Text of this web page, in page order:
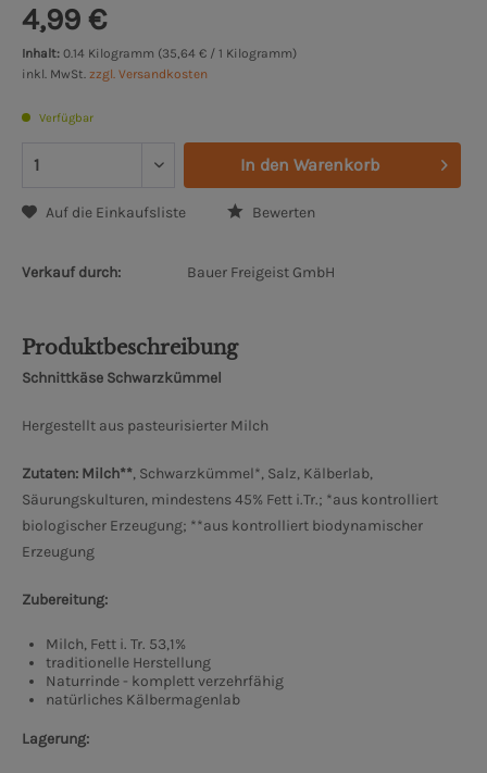
4,99 €
Inhalt: 0.14 Kilogramm (35,64 € / 1 Kilogramm)
inkl. MwSt. zzgl. Versandkosten
Verfügbar
In den Warenkorb
Auf die Einkaufsliste Bewerten
Verkauf durch: Bauer Freigeist GmbH
Produktbeschreibung
Schnittkäse Schwarzkümmel
Hergestellt aus pasteurisierter Milch
Zutaten: Milch**, Schwarzkümmel*, Salz, Kälberlab,
Säurungskulturen, mindestens 45% Fett i.Tr.; *aus kontrolliert
biologischer Erzeugung; **aus kontrolliert biodynamischer
Erzeugung
Zubereitung:
Milch, Fett i. Tr. 53,1%
traditionelle Herstellung
Naturrinde - komplett verzehrfähig
natürliches Kälbermagenlab
Lagerung: